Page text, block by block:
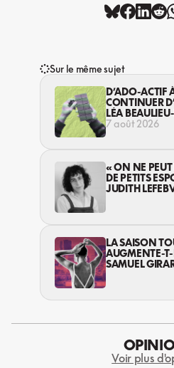
Sur le même sujet
D’ADO-ACTIF
CONTINUER
JEUNES…
LÉA
7 août 2026
« ON NE PEUT
DE PETITS
AVEC AVI
JUDITH
LA SAISON
AUGMENTE-T-
VIOLENCES
SAMUEL
Voir plus